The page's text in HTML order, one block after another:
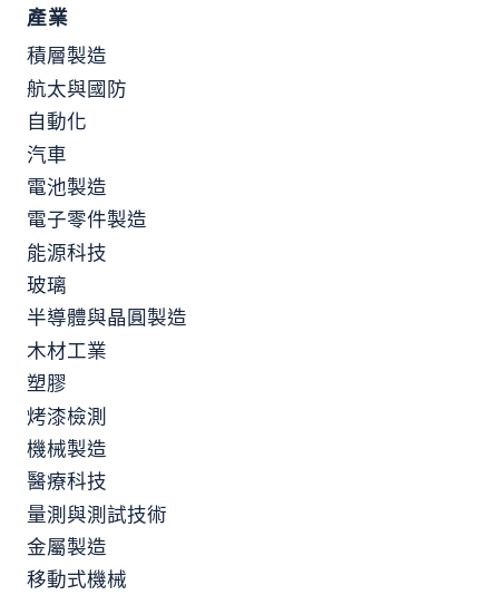
產業
積層製造
航太與國防
自動化
汽車
電池製造
電子零件製造
能源科技
玻璃
半導體與晶圓製造
木材工業
塑膠
烤漆檢測
機械製造
醫療科技
量測與測試技術
金屬製造
移動式機械